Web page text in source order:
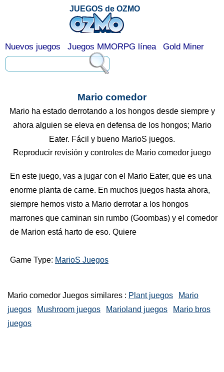
Mario comedor
Mario ha estado derrotando a los hongos desde siempre y
ahora alguien se eleva en defensa de los hongos; Mario
Eater. Fácil y bueno MarioS juegos.
Reproducir revisión y controles de Mario comedor juego
En este juego, vas a jugar con el Mario Eater, que es una
enorme planta de carne. En muchos juegos hasta ahora,
siempre hemos visto a Mario derrotar a los hongos
marrones que caminan sin rumbo (Goombas) y el comedor
de Marion está harto de eso. Quiere
Game Type: MarioS Juegos
Mario comedor Juegos similares : Plant juegos
Mario
juegos
Mushroom juegos Marioland juegos
Mario bros
juegos
JUEGOS de OZMO
Nuevos juegos Juegos MMORPG línea Gold Miner